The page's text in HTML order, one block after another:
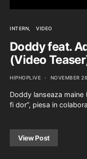
INTERN VIDEO
Doddy feat.
(Video
HIPHOPLIVE NOVEMBER
Doddy lanseaza maine
fi dor”, piesa in
View Post